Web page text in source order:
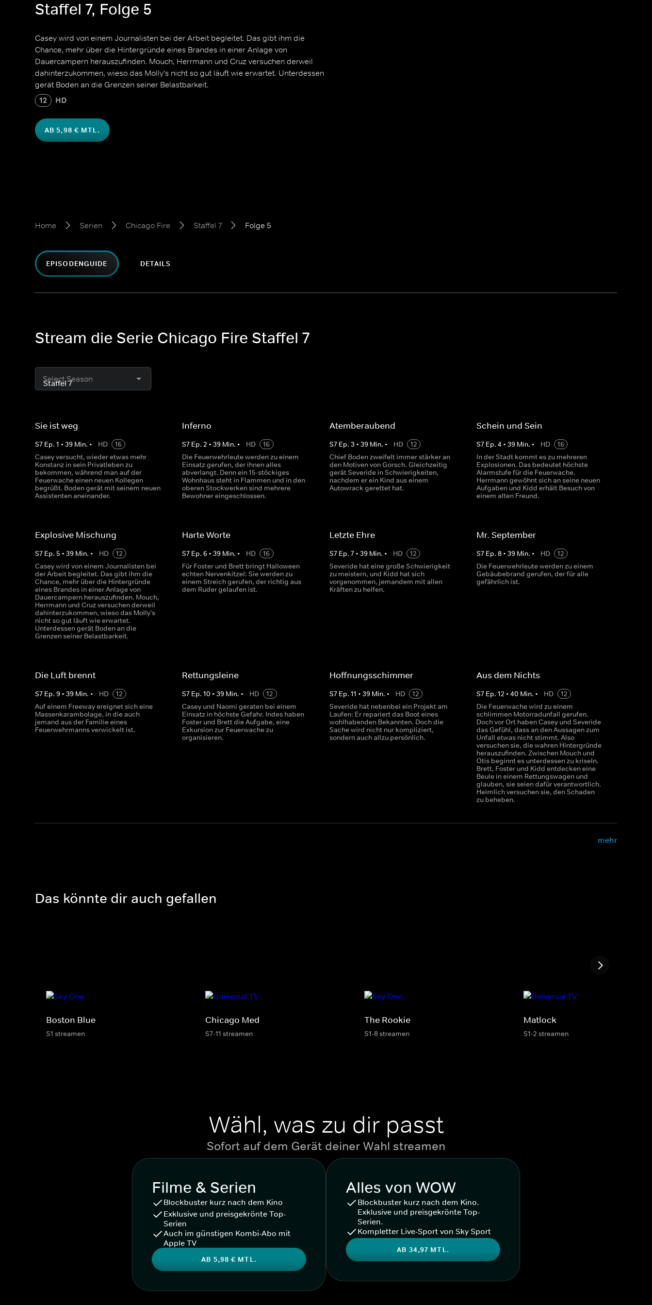
Staffel 7, Folge 5
Casey wird von einem Journalisten bei der Arbeit begleitet. Das gibt ihm die
Chance, mehr über die Hintergründe eines Brandes in einer Anlage von
Dauercampern herauszufinden. Mouch, Herrmann und Cruz versuchen derweil
dahinterzukommen, wieso das Molly's nicht so gut läuft wie erwartet. Unterdessen
gerät Boden an die Grenzen seiner Belastbarkeit.
12 HD
AB 5,98 € MTL.
Home Serien Chicago Fire Staffel 7 Folge 5
EPISODENGUIDE DETAILS
Stream die Serie Chicago Fire Staffel 7
Select Season
Sie ist weg
S7 Ep. 1 • 39 Min. • HD
16
Casey versucht, wieder etwas mehr
Konstanz in sein Privatleben zu
bekommen, während man auf der
Feuerwache einen neuen Kollegen
begrüßt. Boden gerät mit seinem neuen
Assistenten aneinander.
Inferno
S7 Ep.2 •39 Min. • HD
16
Die Feuerwehrleute werden zu einem
Einsatz gerufen, der ihnen alles
abverlangt. Denn ein 15-stöckiges
Wohnhaus steht in Flammen und in den
oberen Stockwerken sind mehrere
Bewohner eingeschlossen.
Atemberaubend
S7 Ep. 3 • 39Min. • HD
12
Chief Boden zweifelt immer stärker an
den Motiven von Gorsch. Gleichzeitig
gerät Severide in Schwierigkeiten,
nachdem er ein Kind aus einem
Autowrack gerettet hat.
Schein und Sein
S7 Ep. 4 • 39Min. • HD
16
In der Stadt kommt es zu mehreren
Explosionen. Das bedeutet höchste
Alarmstufe für die Feuerwache.
Herrmann gewöhnt sich an seine neuen
Aufgaben und Kidd erhält Besuch von
einem alten Freund.
Explosive Mischung
S7 Ep. 5 • 39 Min. • HD
12
Casey wird von einem Journalisten bei
der Arbeit begleitet. Das gibt ihm die
Chance, mehr über die Hintergründe
eines Brandes in einer Anlage von
Dauercampern herauszufinden. Mouch,
Herrmann und Cruz versuchen derweil
dahinterzukommen, wieso das Molly's
nicht so gut läuft wie erwartet.
Unterdessen gerät Boden an die
Grenzen seiner Belastbarkeit.
Harte Worte
S7 Ep.6 •39 Min. • HD
16
Für Foster und Brett bringt Halloween
echten Nervenkitzel: Sie werden zu
einem Streich gerufen, der richtig aus
dem Ruder gelaufen ist.
Letzte Ehre
S7 Ep. 7• 39Min. • HD
12
Severide hat eine große Schwierigkeit
zu meistern, und Kidd hat sich
vorgenommen, jemandem mit allen
Kräften zu helfen.
Mr. September
S7 Ep. 8• 39Min. • HD
12
Die Feuerwehrleute werden zu einem
Gebäubebrand gerufen, der für alle
gefährlich ist.
Die Luft brennt
S7 Ep. 9 • 39 Min. • HD
12
Auf einem Freeway ereignet sich eine
Massenkarambolage, in die auch
jemand aus der Familie eines
Feuerwehrmanns verwickelt ist.
Rettungsleine
S7 Ep.10 •39 Min. • HD
12
Casey und Naomi geraten bei einem
Einsatz in höchste Gefahr. Indes haben
Foster und Brett die Aufgabe, eine
Exkursion zur Feuerwache zu
organisieren.
Hoffnungsschimmer
S7 Ep. 11 • 39Min. • HD
12
Severide hat nebenbei ein Projekt am
Laufen: Er repariert das Boot eines
wohlhabenden Bekannten. Doch die
Sache wird nicht nur kompliziert,
sondern auch allzu persönlich.
Aus dem Nichts
S7 Ep. 12 • 40 Min. • HD
12
Die Feuerwache wird zu einem
schlimmen Motorradunfall gerufen.
Doch vor Ort haben Casey und Severide
das Gefühl, dass an den Aussagen zum
Unfall etwas nicht stimmt. Also
versuchen sie, die wahren Hintergründe
herauszufinden. Zwischen Mouch und
Otis beginnt es unterdessen zu kriseln.
Brett, Foster und Kidd entdecken eine
Beule in einem Rettungswagen und
glauben, sie seien dafür verantwortlich.
Heimlich versuchen sie, den Schaden
zu beheben.
mehr
Das könnte dir auch gefallen
Boston Blue
S1 streamen
Chicago Med
S7-11 streamen
The Rookie
S1-8 streamen
Matlock
S1-2 streamen
Wähl, was zu dir passt
Sofort auf dem Gerät deiner Wahl streamen
Filme & Serien
Blockbuster kurz nach dem Kino
Exklusive und preisgekrönte Top-
Serien
Auch im günstigen Kombi-Abo mit
Apple TV
AB 5,98 € MTL.
Alles von WOW
Blockbuster kurz nach dem Kino.
Exklusive und preisgekrönte Top-
Serien.
Kompletter Live-Sport von Sky Sport
AB 34,97 MTL.